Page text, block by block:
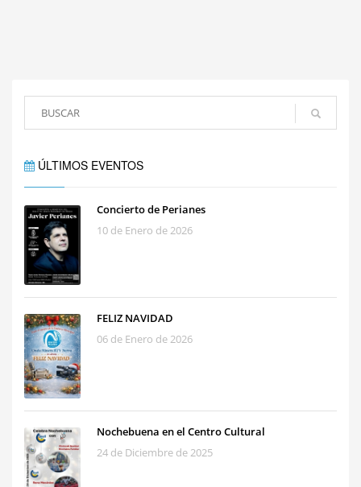
ÚLTIMOS EVENTOS
Concierto de Perianes
10 de Enero de 2026
FELIZ NAVIDAD
06 de Enero de 2026
Nochebuena en el Centro Cultural
24 de Diciembre de 2025